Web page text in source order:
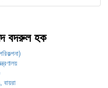
বদরুল হক